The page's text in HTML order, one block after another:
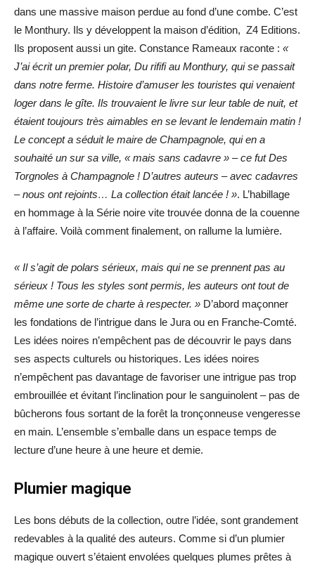
dans une massive maison perdue au fond d’une combe. C’est
le Monthury. Ils y développent la maison d’édition, Z4 Editions.
Ils proposent aussi un gite. Constance Rameaux raconte : «
J’ai écrit un premier polar, Du rififi au Monthury, qui se passait
dans notre ferme. Histoire d’amuser les touristes qui venaient
loger dans le gîte. Ils trouvaient le livre sur leur table de nuit, et
étaient toujours très aimables en se levant le lendemain matin !
Le concept a séduit le maire de Champagnole, qui en a
souhaité un sur sa ville, « mais sans cadavre » – ce fut Des
Torgnoles à Champagnole ! D’autres auteurs – avec cadavres
– nous ont rejoints… La collection était lancée ! ». L’habillage
en hommage à la Série noire vite trouvée donna de la couenne
à l’affaire. Voilà comment finalement, on rallume la lumière.
« Il s’agit de polars sérieux, mais qui ne se prennent pas au
sérieux ! Tous les styles sont permis, les auteurs ont tout de
même une sorte de charte à respecter. » D’abord maçonner
les fondations de l’intrigue dans le Jura ou en Franche-Comté.
Les idées noires n’empêchent pas de découvrir le pays dans
ses aspects culturels ou historiques. Les idées noires
n’empêchent pas davantage de favoriser une intrigue pas trop
embrouillée et évitant l’inclination pour le sanguinolent – pas de
bûcherons fous sortant de la forêt la tronçonneuse vengeresse
en main. L’ensemble s’emballe dans un espace temps de
lecture d’une heure à une heure et demie.
Plumier magique
Les bons débuts de la collection, outre l’idée, sont grandement
redevables à la qualité des auteurs. Comme si d’un plumier
magique ouvert s’étaient envolées quelques plumes prêtes à